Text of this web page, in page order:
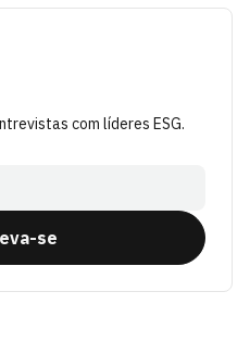
com líderes ESG.
se